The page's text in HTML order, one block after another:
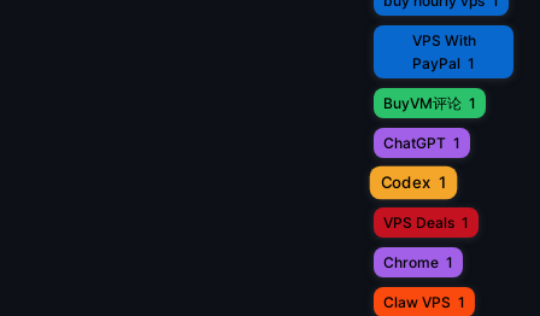
VPS With
PayPal 1
BuyVM评论 1
ChatGPT 1
Codex 1
VPS Deals 1
Chrome 1
Claw VPS 1